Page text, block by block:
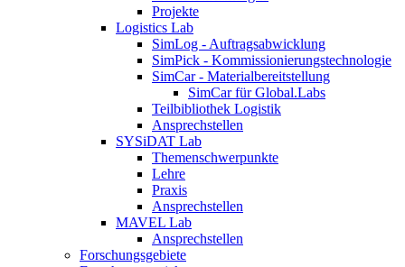
Projekte
Logistics Lab
SimLog - Auftragsabwicklung
SimPick - Kommissionierungstechnologie
SimCar - Materialbereitstellung
SimCar für Global.Labs
Teilbibliothek Logistik
Ansprechstellen
SYSiDAT Lab
Themenschwerpunkte
Lehre
Praxis
Ansprechstellen
MAVEL Lab
Ansprechstellen
Forschungsgebiete